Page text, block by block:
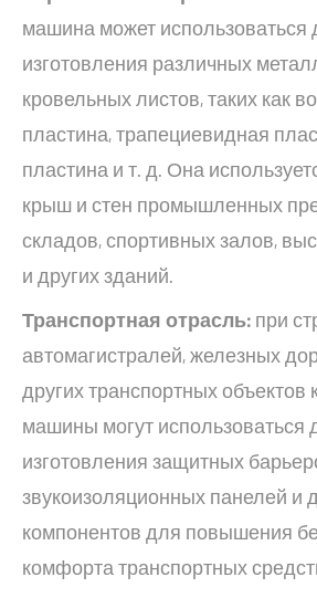
машина может использоваться
изготовления различных
кровельных листов, таких как
пластина, трапециевидная
пластина и т. д. Она
крыш и стен промышленных
складов, спортивных залов,
и других зданий.
Транспортная отрасль: при
автомагистралей, железных
других транспортных объектов
машины могут использоваться
изготовления защитных
звукоизоляционных панелей и
компонентов для повышения
комфорта транспортных